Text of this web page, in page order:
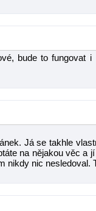
bude to fungovat
Já se takhle
na nějakou věc a
nikdy nic nesledoval.